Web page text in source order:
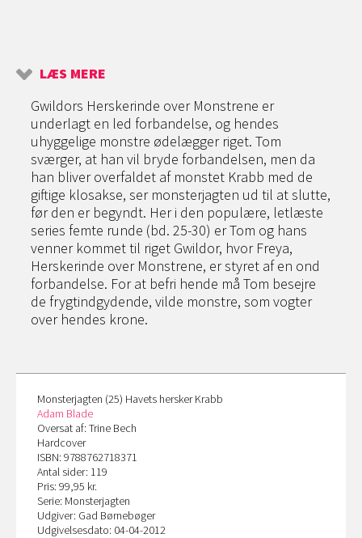
LÆS MERE
Gwildors Herskerinde over Monstrene er
underlagt en led forbandelse, og hendes
uhyggelige monstre ødelægger riget. Tom
sværger, at han vil bryde forbandelsen, men da
han bliver overfaldet af monstet Krabb med de
giftige klosakse, ser monsterjagten ud til at slutte,
før den er begyndt. Her i den populære, letlæste
series femte runde (bd. 25-30) er Tom og hans
venner kommet til riget Gwildor, hvor Freya,
Herskerinde over Monstrene, er styret af en ond
forbandelse. For at befri hende må Tom besejre
de frygtindgydende, vilde monstre, som vogter
over hendes krone.
Monsterjagten (25) Havets hersker Krabb
Adam Blade
Oversat af: Trine Bech
Hardcover
ISBN: 9788762718371
Antal sider: 119
Pris: 99,95 kr.
Serie: Monsterjagten
Udgiver: Gad Børnebøger
Udgivelsesdato: 04-04-2012